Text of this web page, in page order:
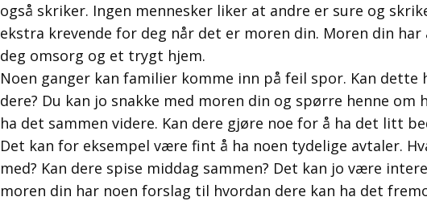
også skriker. Ingen mennesker liker at andre er sure og
ekstra krevende for deg når det er moren din. Moren din har
deg omsorg og et trygt hjem.
Noen ganger kan familier komme inn på feil spor. Kan dette
dere? Du kan jo snakke med moren din og spørre henne om
ha det sammen videre. Kan dere gjøre noe for å ha det litt
Det kan for eksempel være fint å ha noen tydelige avtaler.
med? Kan dere spise middag sammen? Det kan jo være
moren din har noen forslag til hvordan dere kan ha det